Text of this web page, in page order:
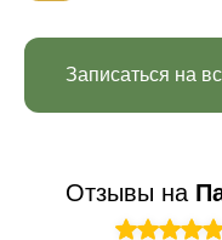
Записаться на
Отзывы на